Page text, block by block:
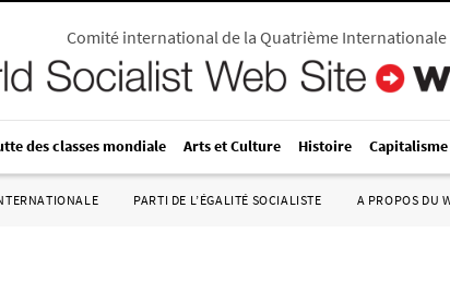
Comité international de la Quatrième Internationale
des classes mondiale Arts et Culture Histoire
PARTI DE L’ÉGALITÉ SOCIALISTE A PROPOS DU